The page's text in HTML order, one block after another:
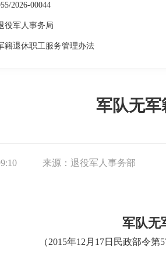
2026-00044
役军人事务局
籍退休职工服务管理办法
军队无军
来源： 退役军人事务部
军队无
（2015年12月17日民政部令